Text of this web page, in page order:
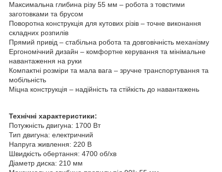
Максимальна глибина різу 55 мм – робота з товстими
заготовками та брусом
Поворотна конструкція для кутових різів – точне виконання
складних розпилів
Прямий привід – стабільна робота та довговічність механізму
Ергономічний дизайн – комфортне керування та мінімальне
навантаження на руки
Компактні розміри та мала вага – зручне транспортування та
мобільність
Міцна конструкція – надійність та стійкість до навантажень
Технічні характеристики:
Потужність двигуна: 1700 Вт
Тип двигуна: електричний
Напруга живлення: 220 В
Швидкість обертання: 4700 об/хв
Діаметр диска: 210 мм